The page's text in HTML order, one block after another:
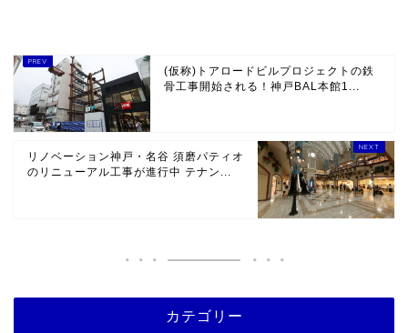
(仮称)トアロードビルプロジェクトの鉄
骨工事開始される！神戸BAL本館1...
リノベーション神戸・名谷 須磨パティオ
のリニューアル工事が進行中 テナン...
カテゴリー